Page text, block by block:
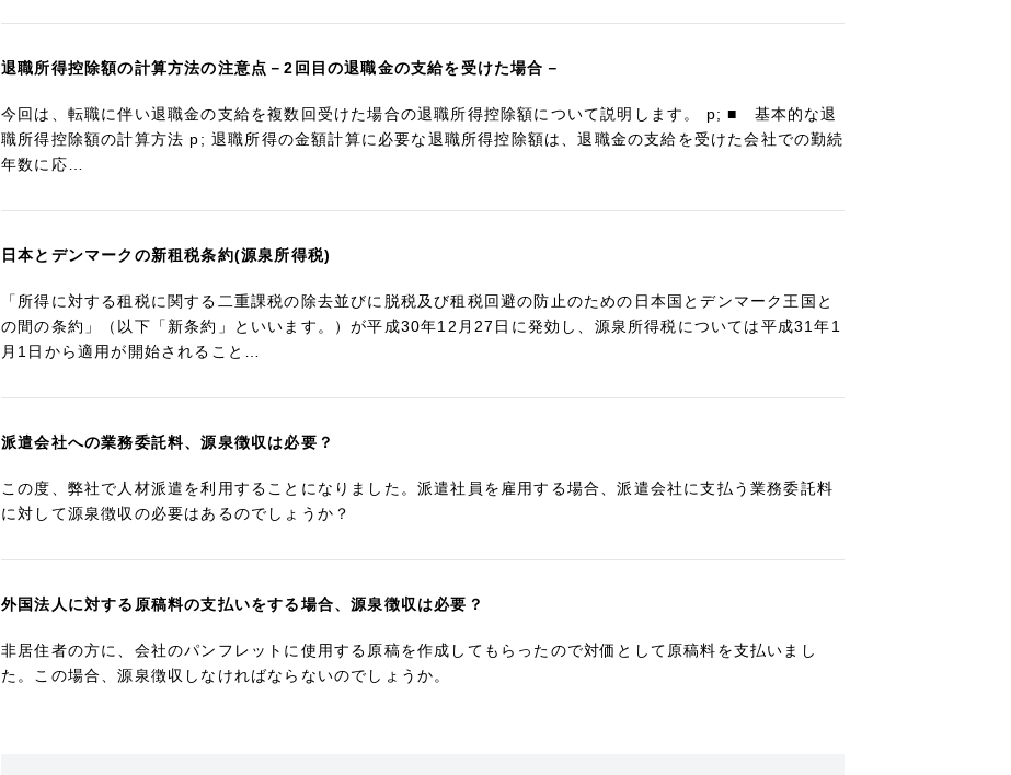
退職所得控除額の計算方法の注意点－2回目の退職金の支給を受けた場合－
今回は、転職に伴い退職金の支給を複数回受けた場合の退職所得控除額について説明します。 p; ■ 基本的な退
職所得控除額の計算方法 p; 退職所得の金額計算に必要な退職所得控除額は、退職金の支給を受けた会社での勤続
年数に応…
日本とデンマークの新租税条約(源泉所得税)
「所得に対する租税に関する二重課税の除去並びに脱税及び租税回避の防止のための日本国とデンマーク王国と
の間の条約」（以下「新条約」といいます。）が平成30年12月27日に発効し、源泉所得税については平成31年1
月1日から適用が開始されること…
派遣会社への業務委託料、源泉徴収は必要？
この度、弊社で人材派遣を利用することになりました。派遣社員を雇用する場合、派遣会社に支払う業務委託料
に対して源泉徴収の必要はあるのでしょうか？
外国法人に対する原稿料の支払いをする場合、源泉徴収は必要？
非居住者の方に、会社のパンフレットに使用する原稿を作成してもらったので対価として原稿料を支払いまし
た。この場合、源泉徴収しなければならないのでしょうか。